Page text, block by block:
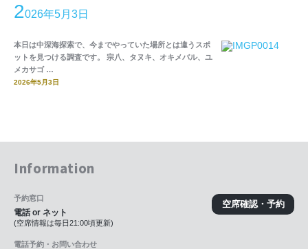
2026年5月3日
本日は中深海探索で、今までやっていた場所とは違うスポ
ットを見つける調査です。 宗八、タヌキ、オキメバル、ユ
メカサゴ …
2026年5月3日
Information
空席確認・予約
予約窓口
電話 or ネット
(空席情報は毎日21:00頃更新)
電話予約・お問い合わせ